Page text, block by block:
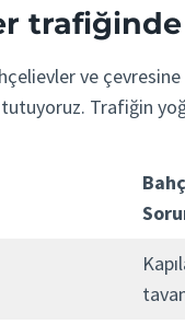
ve
Trafiğin